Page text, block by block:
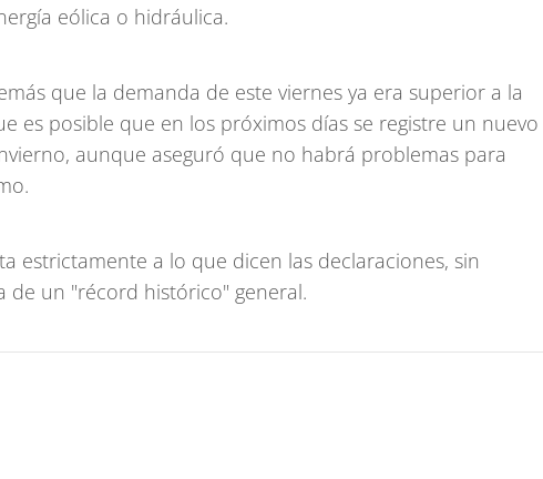
eólica o hidráulica.
que la demanda de este viernes ya era superior a la
es posible que en los próximos días se registre un nuevo
aunque aseguró que no habrá problemas para
estrictamente a lo que dicen las declaraciones, sin
de un "récord histórico" general.